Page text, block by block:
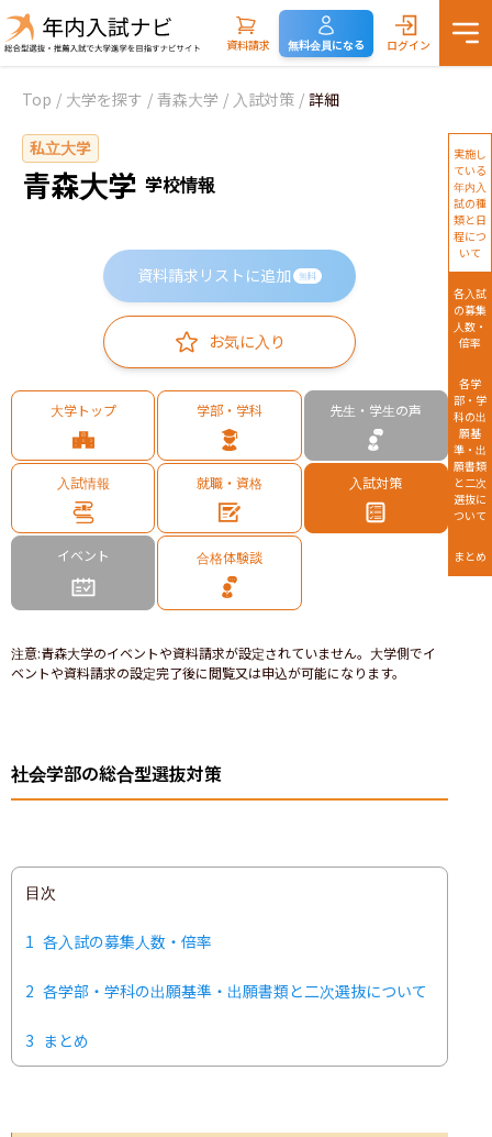
資料請求 無料会員になる ログイン
Top / 大学を探す / 青森大学 / 入試対策 / 詳細
私立大学
青森大学 学校情報
資料請求リストに追加 無料
お気に入り
大学トップ 学部・学科 先生・学生の声
入試情報 就職・資格 入試対策
イベント 合格体験談
注意:青森大学のイベントや資料請求が設定されていません。大学側でイ
ベントや資料請求の設定完了後に閲覧又は申込が可能になります。
社会学部の総合型選抜対策
目次
1 各入試の募集人数・倍率
2 各学部・学科の出願基準・出願書類と二次選抜について
3 まとめ
実施し
ている
年内入
試の種
類と日
程につ
いて
各入試
の募集
人数・
倍率
各学
部・学
科の出
願基
準・出
願書類
と二次
選抜に
ついて
まとめ